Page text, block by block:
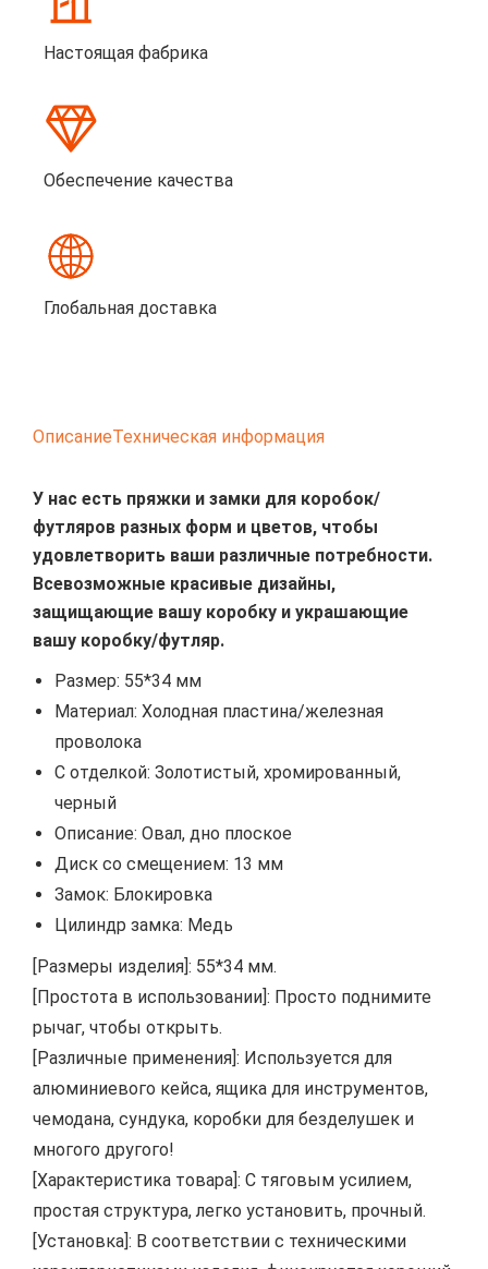
Настоящая фабрика
Обеспечение качества
Глобальная доставка
ОписаниеТехническая информация
У нас есть пряжки и замки для коробок/
футляров разных форм и цветов, чтобы
удовлетворить ваши различные потребности.
Всевозможные красивые дизайны,
защищающие вашу коробку и украшающие
вашу коробку/футляр.
Размер: 55*34 мм
Материал: Холодная пластина/железная
проволока
С отделкой: Золотистый, хромированный,
черный
Описание: Овал, дно плоское
Диск со смещением: 13 мм
Замок: Блокировка
Цилиндр замка: Медь
[Размеры изделия]: 55*34 мм.
[Простота в использовании]: Просто поднимите
рычаг, чтобы открыть.
[Различные применения]: Используется для
алюминиевого кейса, ящика для инструментов,
чемодана, сундука, коробки для безделушек и
многого другого!
[Характеристика товара]: С тяговым усилием,
простая структура, легко установить, прочный.
[Установка]: В соответствии с техническими